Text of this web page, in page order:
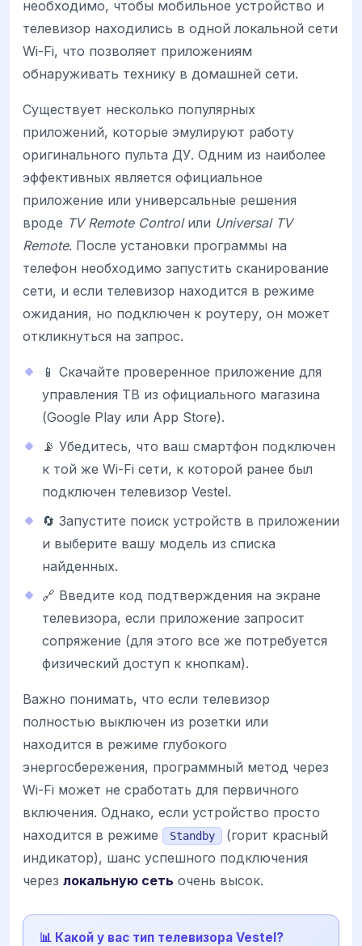
необходимо, чтобы мобильное устройство и
телевизор находились в одной локальной сети
Wi-Fi, что позволяет приложениям
обнаруживать технику в домашней сети.
Существует несколько популярных
приложений, которые эмулируют работу
оригинального пульта ДУ. Одним из наиболее
эффективных является официальное
приложение или универсальные решения
вроде TV Remote Controlили Universal TV
Remote. После установки программы на
телефон необходимо запустить сканирование
сети, и если телевизор находится в режиме
ожидания, но подключен к роутеру, он может
откликнуться на запрос.
📱 Скачайте проверенное приложение для
управления ТВ из официального магазина
(Google Play или App Store).
📡 Убедитесь, что ваш смартфон подключен
к той же Wi-Fi сети, к которой ранее был
подключен телевизор Vestel.
🔄 Запустите поиск устройств в приложении
и выберите вашу модель из списка
найденных.
🔗 Введите код подтверждения на экране
телевизора, если приложение запросит
сопряжение (для этого все же потребуется
физический доступ к кнопкам).
Важно понимать, что если телевизор
полностью выключен из розетки или
находится в режиме глубокого
энергосбережения, программный метод через
Wi-Fi может не сработать для первичного
включения. Однако, если устройство просто
находится в режиме
Standby
(горит красный
индикатор), шанс успешного подключения
через локальную сеть очень высок.
📊 Какой у вас тип телевизора Vestel?